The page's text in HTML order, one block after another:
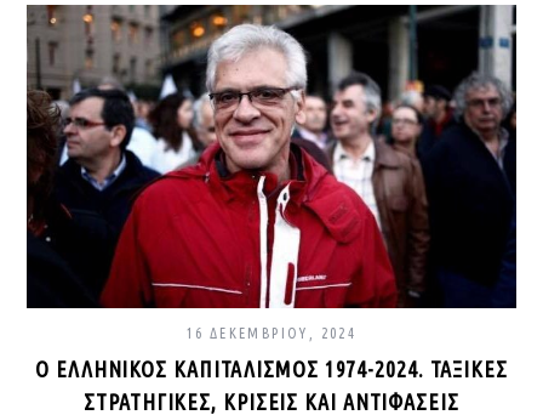
16 ΔΕΚΕΜΒΡΊΟΥ, 2024
Ο ΕΛΛΗΝΙΚΌΣ ΚΑΠΙΤΑΛΙΣΜΌΣ 1974-2024. ΤΑΞΙΚΈΣ
ΣΤΡΑΤΗΓΙΚΈΣ, ΚΡΊΣΕΙΣ ΚΑΙ ΑΝΤΙΦΆΣΕΙΣ